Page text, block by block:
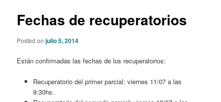
Fechas de recuperatorios
Posted onjulio 5, 2014
Están confirmadas las fechas de los recuperatorios:
Recuperatorio del primer parcial: viernes 11/07 a las
9:30hs.